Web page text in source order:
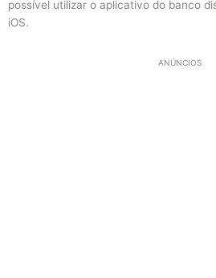
possível utilizar o aplicativo do banco
iOS.
ANÚNCIOS